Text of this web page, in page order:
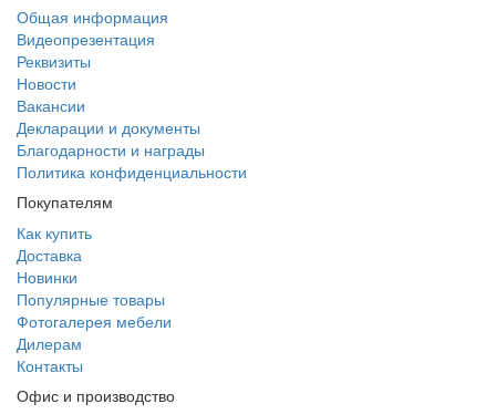
Общая информация
Видеопрезентация
Реквизиты
Новости
Вакансии
Декларации и документы
Благодарности и награды
Политика конфиденциальности
Покупателям
Как купить
Доставка
Новинки
Популярные товары
Фотогалерея мебели
Дилерам
Контакты
Офис и производство